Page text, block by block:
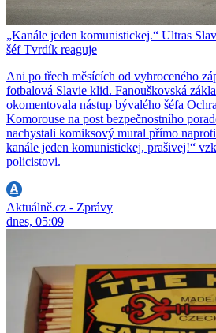
„Kanále jeden komunistickej.“ Ultras
šéf Tvrdík reaguje
Ani po třech měsících od vyhroceného
fotbalová Slavie klid. Fanouškovská
okomentovala nástup bývalého šéfa
Komorouse na post bezpečnostního
nachystali komiksový mural přímo
kanále jeden komunistickej, prašivej!“
policistovi.
Aktuálně.cz - Zprávy
dnes, 05:09